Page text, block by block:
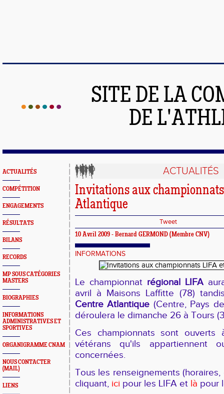
SITE DE LA
DE
ACTUALITÉS
COMPÉTITION
ENGAGEMENTS
RÉSULTATS
BILANS
RECORDS
MP SOUS CATÉGORIES
MASTERS
BIOGRAPHIES
INFORMATIONS
ADMINISTRATIVES ET
SPORTIVES
ORGANIGRAMME CNAM
NOUS CONTACTER
(MAIL)
LIENS
ACTUALITÉS
Invitations aux
Atlantique
Tweet
10 Avril 2009 - Bernard GERMOND (Membre CNV)
INFORMATIONS
Le championnat régional LIFA
avril à Maisons Laffitte (78)
Centre Atlantique (Centre, Pays
déroulera le dimanche 26 à Tours
Ces championnats sont
vétérans qu'ils appartiennent
concernées.
Tous les renseignements (horaires,
cliquant, ici pour les LIFA et là pour